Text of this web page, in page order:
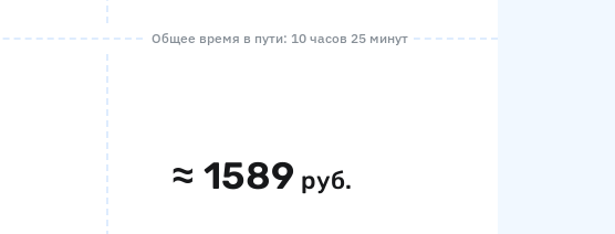
Общее время в пути: 10 часов 25 минут
≈1589 руб.